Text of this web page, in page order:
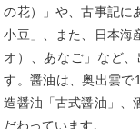
の花）」や、古事記に
小豆」、また、日本海
オ）、あなご」など
す。醤油は、奥出雲で
造醤油「古式醤油」、
だわっています。